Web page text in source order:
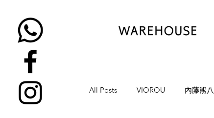
All Posts VIOROU 內藤熊